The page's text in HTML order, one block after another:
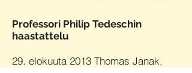
Professori Philip Tedeschin
haastattelu
29. elokuuta 2013 Thomas Janak,